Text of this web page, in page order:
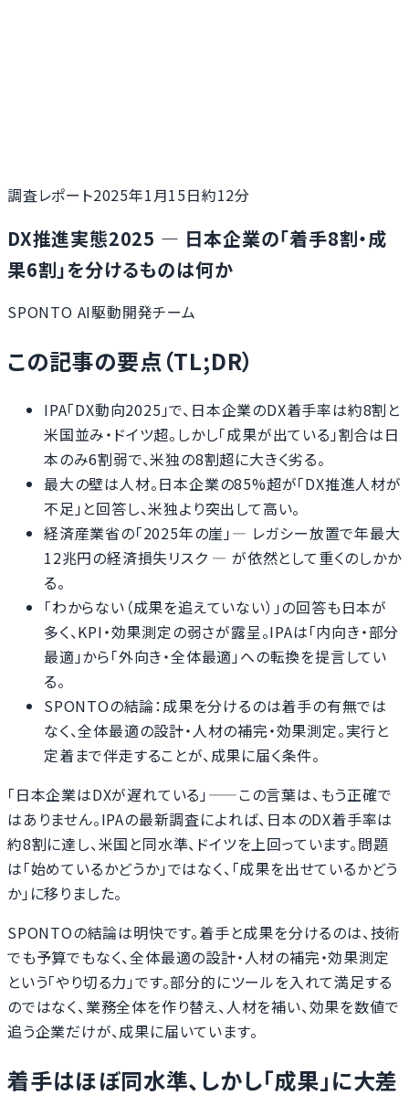
調査レポート2025年1月15日約12分
DX推進実態2025 ― 日本企業の「着手8割・成
果6割」を分けるものは何か
SPONTO AI駆動開発チーム
この記事の要点（TL;DR）
IPA「DX動向2025」で、日本企業のDX着手率は約8割と
米国並み・ドイツ超。しかし「成果が出ている」割合は日
本のみ6割弱で、米独の8割超に大きく劣る。
最大の壁は人材。日本企業の85%超が「DX推進人材が
不足」と回答し、米独より突出して高い。
経済産業省の「2025年の崖」— レガシー放置で年最大
12兆円の経済損失リスク — が依然として重くのしかか
る。
「わからない（成果を追えていない）」の回答も日本が
多く、KPI・効果測定の弱さが露呈。IPAは「内向き・部分
最適」から「外向き・全体最適」への転換を提言してい
る。
SPONTOの結論：成果を分けるのは着手の有無では
なく、全体最適の設計・人材の補完・効果測定。実行と
定着まで伴走することが、成果に届く条件。
「日本企業はDXが遅れている」——この言葉は、もう正確で
はありません。IPAの最新調査によれば、日本のDX着手率は
約8割に達し、米国と同水準、ドイツを上回っています。問題
は「始めているかどうか」ではなく、「成果を出せているかどう
か」に移りました。
SPONTOの結論は明快です。着手と成果を分けるのは、技術
でも予算でもなく、全体最適の設計・人材の補完・効果測定
という「やり切る力」です。部分的にツールを入れて満足する
のではなく、業務全体を作り替え、人材を補い、効果を数値で
追う企業だけが、成果に届いています。
着手はほぼ同水準、しかし「成果」に大差